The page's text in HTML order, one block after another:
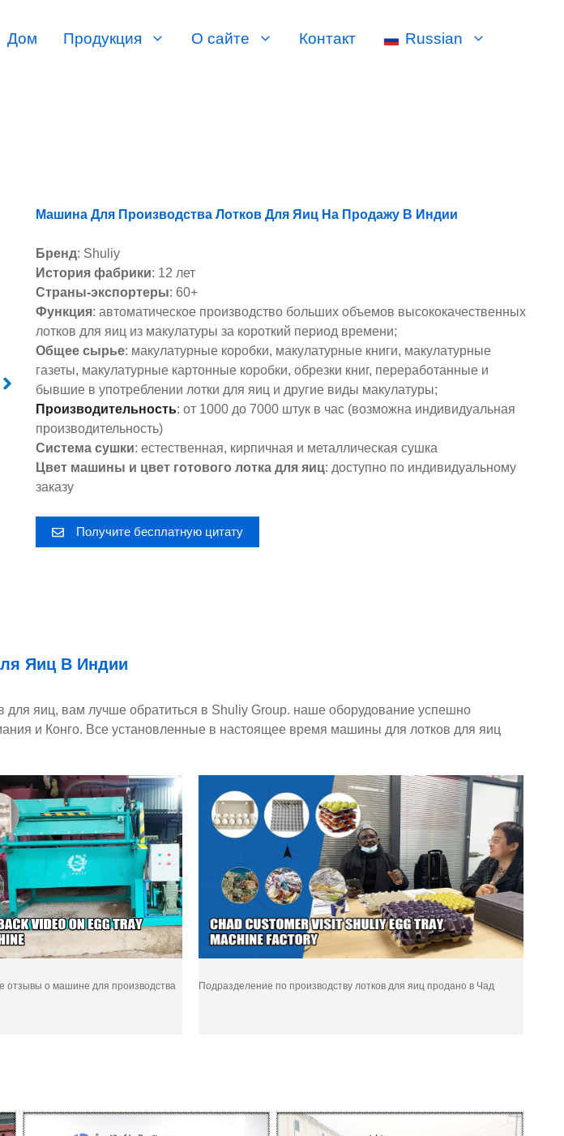
Дом Продукция О сайте Контакт Russian
Машина Для Производства Лотков Для Яиц На Продажу В Индии
Бренд: Shuliy
История фабрики: 12 лет
Страны-экспортеры: 60+
Функция: автоматическое производство больших объемов высококачественных
лотков для яиц из макулатуры за короткий период времени;
Общее сырье: макулатурные коробки, макулатурные книги, макулатурные
газеты, макулатурные картонные коробки, обрезки книг, переработанные и
бывшие в употреблении лотки для яиц и другие виды макулатуры;
Производительность: от 1000 до 7000 штук в час (возможна индивидуальная
производительность)
Система сушки: естественная, кирпичная и металлическая сушка
Цвет машины и цвет готового лотка для яиц: доступно по индивидуальному
заказу
Получите бесплатную цитату
Яиц В Индии
яиц, вам лучше обратиться в Shuliy Group. наше оборудование успешно
и Конго. Все установленные в настоящее время машины для лотков для яиц
отзывы о машине для производства
Подразделение по производству лотков для яиц продано в Чад